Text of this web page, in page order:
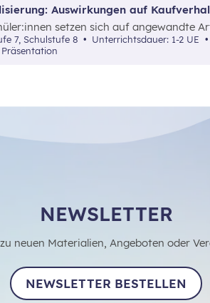
Auswirkungen auf
setzen sich auf angewandte
auf das Konsumverhalten
Schulstufe 7, Schulstufe 8 Unterrichtsdauer: 1-2 UE
NEWSLETTER
neuen Materialien, Angeboten oder
NEWSLETTER BESTELLEN